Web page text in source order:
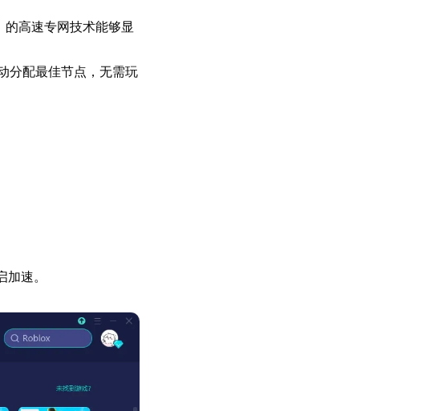
的高速专网技术能够显
分配最佳节点，无需玩
速。